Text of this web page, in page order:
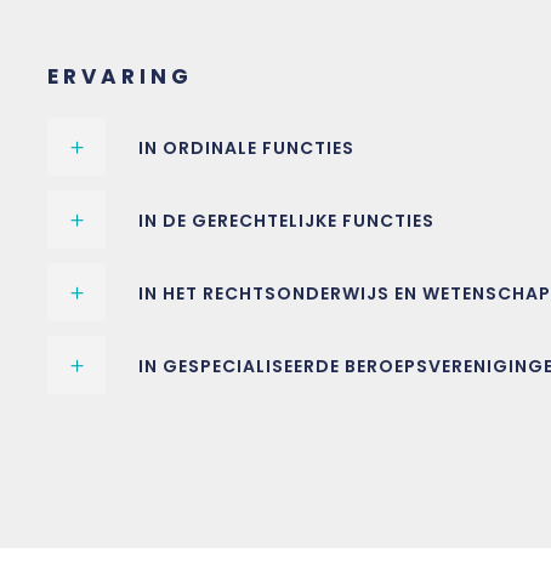
ERVARING
IN ORDINALE FUNCTIES
IN DE GERECHTELIJKE FUNCTIES
IN HET RECHTSONDERWIJS EN
IN GESPECIALISEERDE